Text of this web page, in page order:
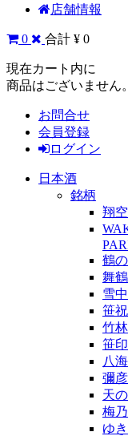
店舗情報
0 合計 ¥ 0
現在カート内に
商品はございません。
お問合せ
会員登録
ログイン
日本酒
銘柄
翔
鶴
舞
雪
笹
竹
笹
八
彌
天
梅
ゆ